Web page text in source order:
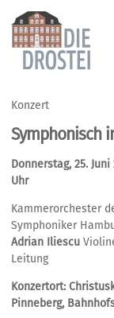
Konzert
Symphonisch
Donnerstag, 25. Juni
Uhr
Kammerorchester
Symphoniker
Adrian Iliescu
Leitung
Konzertort:
Pinneberg,